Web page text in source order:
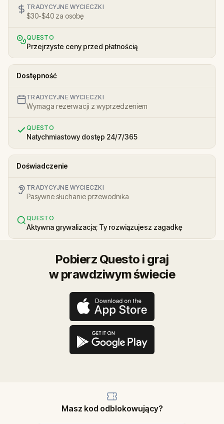
TRADYCYJNE WYCIECZKI
$30-$40 za osobę
QUESTO
Przejrzyste ceny przed płatnością
Dostępność
TRADYCYJNE WYCIECZKI
Wymaga rezerwacji z wyprzedzeniem
QUESTO
Natychmiastowy dostęp 24/7/365
Doświadczenie
TRADYCYJNE WYCIECZKI
Pasywne słuchanie przewodnika
QUESTO
Aktywna grywalizacja; Ty rozwiązujesz zagadkę
Pobierz Questo i graj
w prawdziwym świecie
Masz kod odblokowujący?